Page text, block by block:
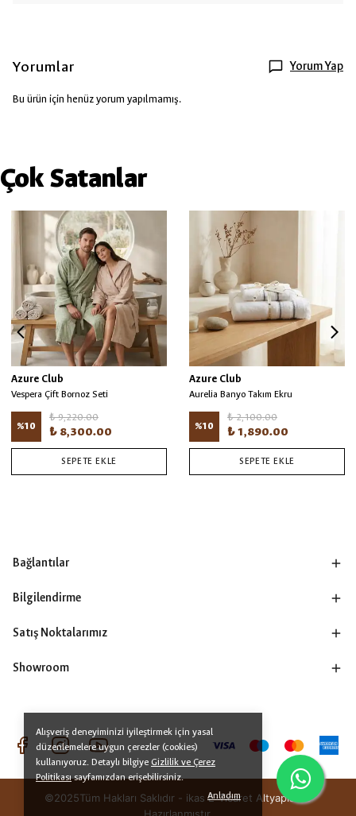
Alışveriş deneyiminizi iyileştirmek için yasal
düzenlemelere uygun çerezler (cookies)
kullanıyoruz. Detaylı bilgiye Gizlilik ve Çerez
Politikasısayfamızdan erişebilirsiniz.
Anladım
Yorumlar Yorum Yap
Bu ürün için henüz yorum yapılmamış.
Çok Satanlar
Azure Club
Vespera Çift Bornoz Seti
%10
₺ 9,220.00
₺ 8,300.00
SEPETE EKLE
Azure Club
Aurelia Banyo Takım Ekru
%10
₺ 2,100.00
₺ 1,890.00
SEPETE EKLE
Bağlantılar
Bilgilendirme
Satış Noktalarımız
Showroom
©2025Tüm Hakları Saklıdır - ikas E-Ticaret Altyapısı ile